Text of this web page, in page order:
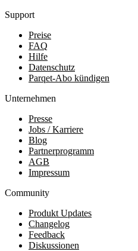
Support
Preise
FAQ
Hilfe
Datenschutz
Parqet-Abo kündigen
Unternehmen
Presse
Jobs / Karriere
Blog
Partnerprogramm
AGB
Impressum
Community
Produkt Updates
Changelog
Feedback
Diskussionen